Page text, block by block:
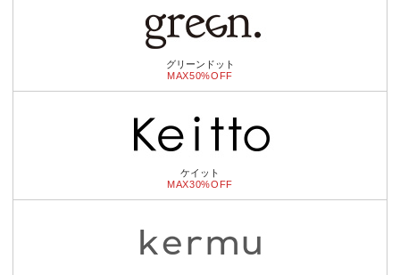
グリーンドット
MAX50%OFF
ケイット
MAX30%OFF